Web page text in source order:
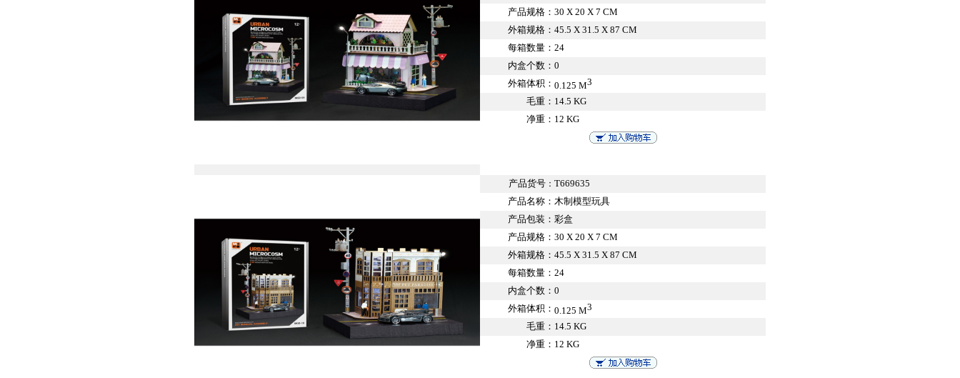
产品规格： 30 X 20 X 7 CM
外箱规格： 45.5 X 31.5 X 87 CM
每箱数量： 24
内盒个数： 0
外箱体积： 0.125 M3
毛重： 14.5 KG
净重： 12 KG
产品货号 ： T669635
产品名称： 木制模型玩具
产品包装： 彩盒
产品规格： 30 X 20 X 7 CM
外箱规格： 45.5 X 31.5 X 87 CM
每箱数量： 24
内盒个数： 0
外箱体积： 0.125 M3
毛重： 14.5 KG
净重： 12 KG